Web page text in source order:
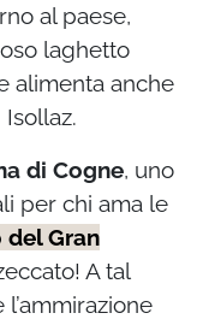
al paese,
laghetto
alimenta anche
di Cogne, uno
per chi ama le
del Gran
A tal